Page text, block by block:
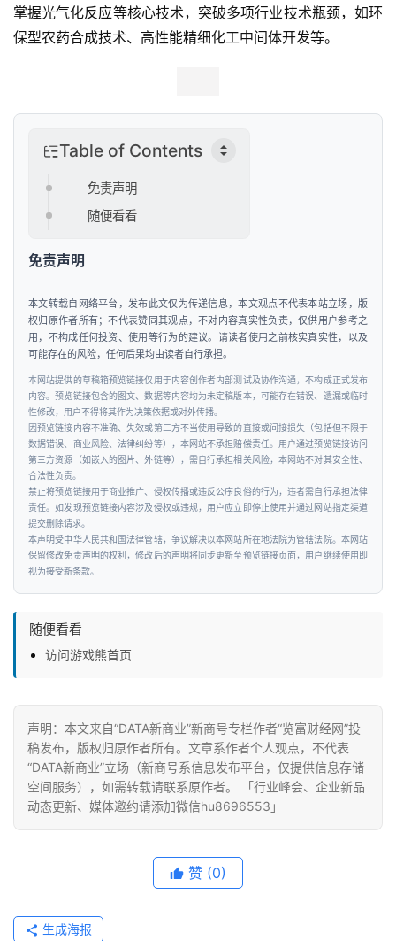
掌握光气化反应等核心技术，突破多项行业技术瓶颈，如环
保型农药合成技术、高性能精细化工中间体开发等。
Table of Contents
免责声明
随便看看
免责声明
本文转载自网络平台，发布此文仅为传递信息，本文观点不代表本站立场，版
权归原作者所有；不代表赞同其观点，不对内容真实性负责，仅供用户参考之
用，不构成任何投资、使用等行为的建议。请读者使用之前核实真实性，以及
可能存在的风险，任何后果均由读者自行承担。
本网站提供的草稿箱预览链接仅用于内容创作者内部测试及协作沟通，不构成正式发布
内容。预览链接包含的图文、数据等内容均为未定稿版本，可能存在错误、遗漏或临时
性修改，用户不得将其作为决策依据或对外传播。
因预览链接内容不准确、失效或第三方不当使用导致的直接或间接损失（包括但不限于
数据错误、商业风险、法律纠纷等），本网站不承担赔偿责任。用户通过预览链接访问
第三方资源（如嵌入的图片、外链等），需自行承担相关风险，本网站不对其安全性、
合法性负责。
禁止将预览链接用于商业推广、侵权传播或违反公序良俗的行为，违者需自行承担法律
责任。如发现预览链接内容涉及侵权或违规，用户应立即停止使用并通过网站指定渠道
提交删除请求。
本声明受中华人民共和国法律管辖，争议解决以本网站所在地法院为管辖法院。本网站
保留修改免责声明的权利，修改后的声明将同步更新至预览链接页面，用户继续使用即
视为接受新条款。
随便看看
访问游戏熊首页
声明：本文来自“DATA新商业”新商号专栏作者“览富财经网”投
稿发布，版权归原作者所有。文章系作者个人观点，不代表
“DATA新商业”立场（新商号系信息发布平台，仅提供信息存储
空间服务），如需转载请联系原作者。 「行业峰会、企业新品
动态更新、媒体邀约请添加微信hu8696553」
赞 (0)
生成海报